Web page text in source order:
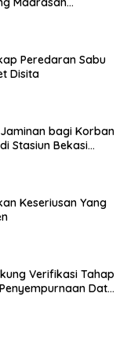
Peredaran Sabu
Disita
bagi Korban
Stasiun Bekasi
Keseriusan Yang
Verifikasi Tahap
Data